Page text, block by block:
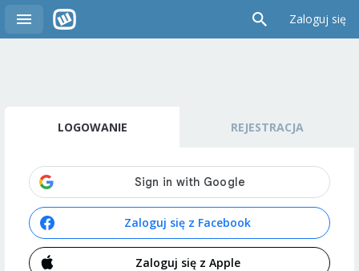
Zaloguj się
LOGOWANIE REJESTRACJA
Zaloguj się z Facebook
Zaloguj się z Apple